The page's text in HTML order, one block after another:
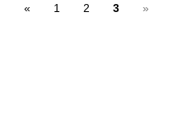
« 1 2 3 »